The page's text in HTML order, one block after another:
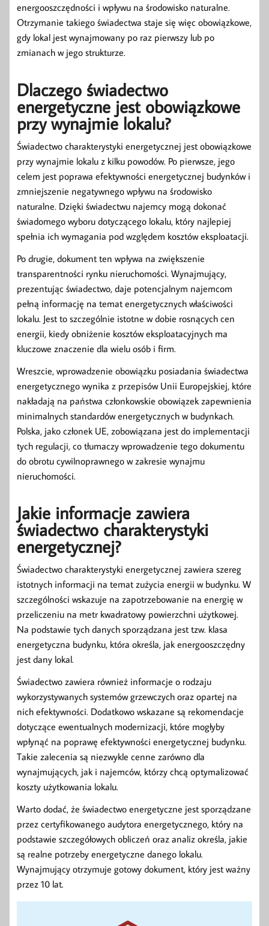
energooszczędności i wpływu na środowisko naturalne.
Otrzymanie takiego świadectwa staje się więc obowiązkowe,
gdy lokal jest wynajmowany po raz pierwszy lub po
zmianach w jego strukturze.
Dlaczego świadectwo
energetyczne jest obowiązkowe
przy wynajmie lokalu?
Świadectwo charakterystyki energetycznej jest obowiązkowe
przy wynajmie lokalu z kilku powodów. Po pierwsze, jego
celem jest poprawa efektywności energetycznej budynków i
zmniejszenie negatywnego wpływu na środowisko
naturalne. Dzięki świadectwu najemcy mogą dokonać
świadomego wyboru dotyczącego lokalu, który najlepiej
spełnia ich wymagania pod względem kosztów eksploatacji.
Po drugie, dokument ten wpływa na zwiększenie
transparentności rynku nieruchomości. Wynajmujący,
prezentując świadectwo, daje potencjalnym najemcom
pełną informację na temat energetycznych właściwości
lokalu. Jest to szczególnie istotne w dobie rosnących cen
energii, kiedy obniżenie kosztów eksploatacyjnych ma
kluczowe znaczenie dla wielu osób i firm.
Wreszcie, wprowadzenie obowiązku posiadania świadectwa
energetycznego wynika z przepisów Unii Europejskiej, które
nakładają na państwa członkowskie obowiązek zapewnienia
minimalnych standardów energetycznych w budynkach.
Polska, jako członek UE, zobowiązana jest do implementacji
tych regulacji, co tłumaczy wprowadzenie tego dokumentu
do obrotu cywilnoprawnego w zakresie wynajmu
nieruchomości.
Jakie informacje zawiera
świadectwo charakterystyki
energetycznej?
Świadectwo charakterystyki energetycznej zawiera szereg
istotnych informacji na temat zużycia energii w budynku. W
szczególności wskazuje na zapotrzebowanie na energię w
przeliczeniu na metr kwadratowy powierzchni użytkowej.
Na podstawie tych danych sporządzana jest tzw. klasa
energetyczna budynku, która określa, jak energooszczędny
jest dany lokal.
Świadectwo zawiera również informacje o rodzaju
wykorzystywanych systemów grzewczych oraz opartej na
nich efektywności. Dodatkowo wskazane są rekomendacje
dotyczące ewentualnych modernizacji, które mogłyby
wpłynąć na poprawę efektywności energetycznej budynku.
Takie zalecenia są niezwykle cenne zarówno dla
wynajmujących, jak i najemców, którzy chcą optymalizować
koszty użytkowania lokalu.
Warto dodać, że świadectwo energetyczne jest sporządzane
przez certyfikowanego audytora energetycznego, który na
podstawie szczegółowych obliczeń oraz analiz określa, jakie
są realne potrzeby energetyczne danego lokalu.
Wynajmujący otrzymuje gotowy dokument, który jest ważny
przez 10 lat.